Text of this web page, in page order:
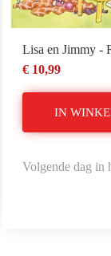
Lisa en Jimmy -
€ 10,99
IN
Volgende dag in